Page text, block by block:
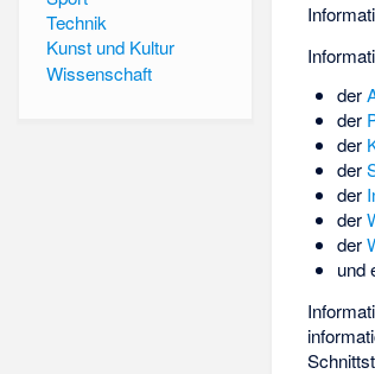
Technik
Kunst und Kultur
Wissenschaft
der
der
der
der
der
der
der
und